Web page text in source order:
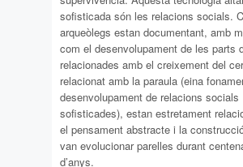
sofisticada són les relacions socials.
arqueòlegs estan documentant, amb
com el desenvolupament de les parts
relacionades amb el creixement del
relacionat amb la paraula (eina
desenvolupament de relacions socials
sofisticades), estan estretament
el pensament abstracte i la
van evolucionar parelles durant
d’anys.